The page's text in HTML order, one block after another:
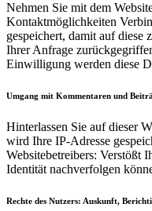
Nehmen Sie mit dem
Kontaktmöglichkeiten
gespeichert, damit auf diese
Ihrer Anfrage
Einwilligung werden diese
Umgang mit Kommentaren und
Hinterlassen Sie auf dieser
wird Ihre IP-Adresse
Websitebetreibers: Verstößt
Identität nachverfolgen
Rechte des Nutzers: Auskunft,